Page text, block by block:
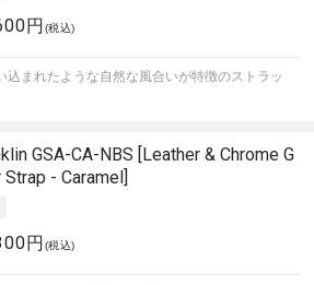
円 (税込)
込まれたような自然な風合いが特徴のストラッ
GSA-CA-NBS [Leather & Chrome G
- Caramel]
円 (税込)